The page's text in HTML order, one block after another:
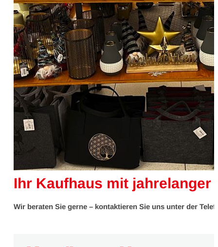
Ihr Kaufhaus mit jahrelanger
Wir beraten Sie gerne – kontaktieren Sie uns unter der